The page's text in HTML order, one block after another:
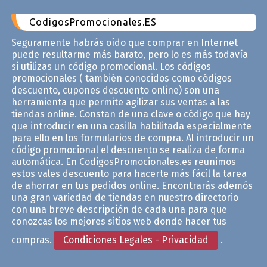
CodigosPromocionales.ES
Seguramente habrás oído que comprar en Internet
puede resultarme más barato, pero lo es más todavía
si utilizas un código promocional. Los códigos
promocionales ( también conocidos como códigos
descuento, cupones descuento online) son una
herramienta que permite agilizar sus ventas a las
tiendas online. Constan de una clave o código que hay
que introducir en una casilla habilitada especialmente
para ello en los formularios de compra. Al introducir un
código promocional el descuento se realiza de forma
automática. En CodigosPromocionales.es reunimos
estos vales descuento para hacerte más fácil la tarea
de ahorrar en tus pedidos online. Encontrarás ademós
una gran variedad de tiendas en nuestro directorio
con una breve descripción de cada una para que
conozcas los mejores sitios web donde hacer tus
compras.
Condiciones Legales - Privacidad .